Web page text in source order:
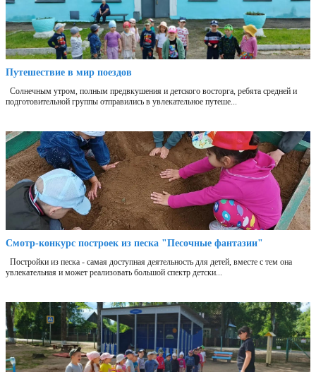
Путешествие в мир поездов
Солнечным утром, полным предвкушения и детского восторга, ребята средней и
подготовительной группы отправились в увлекательное путеше...
Смотр-конкурс построек из песка "Песочные фантазии"
Постройки из песка - самая доступная деятельность для детей, вместе с тем она
увлекательная и может реализовать большой спектр детски...